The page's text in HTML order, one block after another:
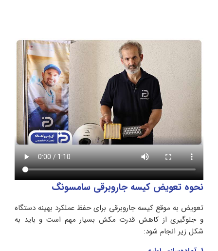
نحوه تعویض کیسه جاروبرقی سامسونگ
تعویض به موقع کیسه جاروبرقی برای حفظ عملکرد بهینه دستگاه
و جلوگیری از کاهش قدرت مکش بسیار مهم است و باید به
شکل زیر انجام شود: